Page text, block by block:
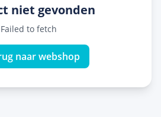
niet gevonden
Failed to fetch
naar webshop